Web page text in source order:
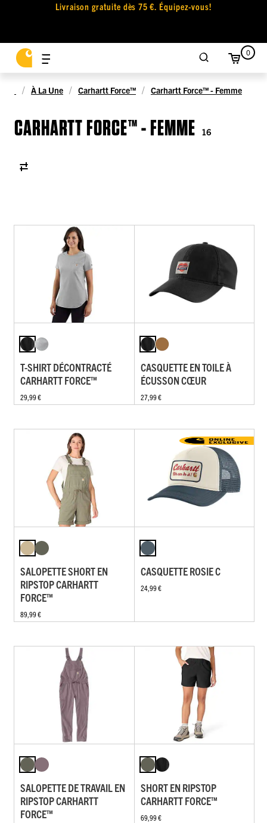
Livraison gratuite dès 75 €. Équipez-vous!
0
À La Une Carhartt Force™ Carhartt Force™ - Femme
CARHARTT FORCE™ - FEMME 16
T-SHIRT DÉCONTRACTÉ
CARHARTT FORCE™
29,99 €
CASQUETTE EN TOILE À
ÉCUSSON CŒUR
27,99 €
SALOPETTE SHORT EN
RIPSTOP CARHARTT
FORCE™
89,99 €
CASQUETTE ROSIE C
24,99 €
SALOPETTE DE TRAVAIL EN
RIPSTOP CARHARTT
FORCE™
SHORT EN RIPSTOP
CARHARTT FORCE™
69,99 €